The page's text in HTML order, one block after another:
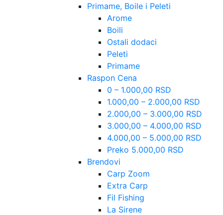
Primame, Boile i Peleti
Arome
Boili
Ostali dodaci
Peleti
Primame
Raspon Cena
0 – 1.000,00 RSD
1.000,00 – 2.000,00 RSD
2.000,00 – 3.000,00 RSD
3.000,00 – 4.000,00 RSD
4.000,00 – 5.000,00 RSD
Preko 5.000,00 RSD
Brendovi
Carp Zoom
Extra Carp
Fil Fishing
La Sirene